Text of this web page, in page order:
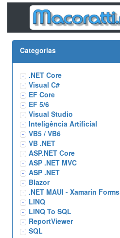
Categorias
.NET Core
Visual C#
EF Core
EF 5/6
Visual Studio
Inteligência Artificial
VB5 / VB6
VB .NET
ASP.NET Core
ASP .NET MVC
ASP .NET
Blazor
.NET MAUI - Xamarin Forms
LINQ
LINQ To SQL
ReportViewer
SQL